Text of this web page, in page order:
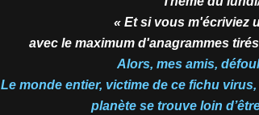
« Et si vous m'écriviez
avec le maximum d'anagrammes
Alors, mes amis,
Le monde entier, victime de ce fichu
planète se trouve loin